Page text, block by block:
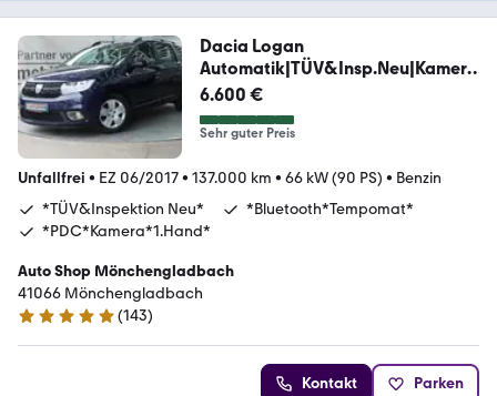
Dacia Logan
Automatik|TÜV&Insp.Neu|Kamera
|1.Hand|Tempo
6.600 €
Sehr guter Preis
Unfallfrei • EZ 06/2017• 137.000 km • 66 kW (90 PS) • Benzin
*TÜV&Inspektion Neu*
*Bluetooth*Tempomat*
*PDC*Kamera*1.Hand*
Auto Shop Mönchengladbach
41066 Mönchengladbach
4.9 Sterne
(143)
Kontakt Parken